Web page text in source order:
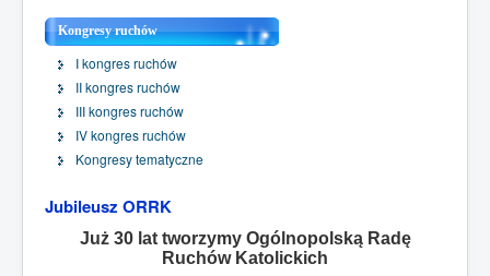
Kongresy ruchów
I kongres ruchów
II kongres ruchów
III kongres ruchów
IV kongres ruchów
Kongresy tematyczne
Jubileusz ORRK
Już 30 lat tworzymy Ogólnopolską Radę
Ruchów Katolickich